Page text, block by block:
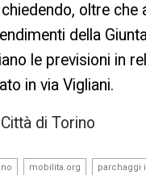
oltre che
della
le previsioni in
in via Vigliani.
di Torino
mobilita.org parchaggi